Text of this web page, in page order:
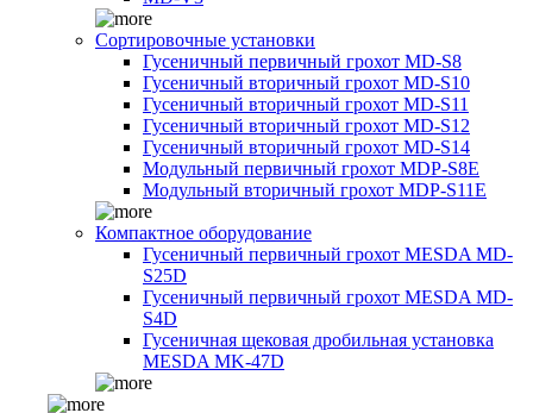
Сортировочные установки
Гусеничный первичный грохот MD-S8
Гусеничный вторичный грохот MD-S10
Гусеничный вторичный грохот MD-S11
Гусеничный вторичный грохот MD-S12
Гусеничный вторичный грохот MD-S14
Модульный первичный грохот MDP-S8E
Модульный вторичный грохот MDP-S11E
Компактное оборудование
Гусеничный первичный грохот MESDA MD-
S25D
Гусеничный первичный грохот MESDA MD-
S4D
Гусеничная щековая дробильная установка
MESDA MK-47D